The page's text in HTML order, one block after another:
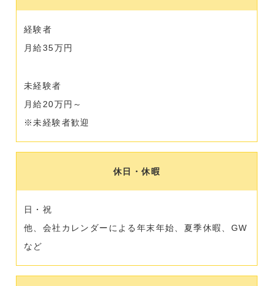
経験者
月給35万円
未経験者
月給20万円～
※未経験者歓迎
休日・休暇
日・祝
他、会社カレンダーによる年末年始、夏季休暇、GW
など